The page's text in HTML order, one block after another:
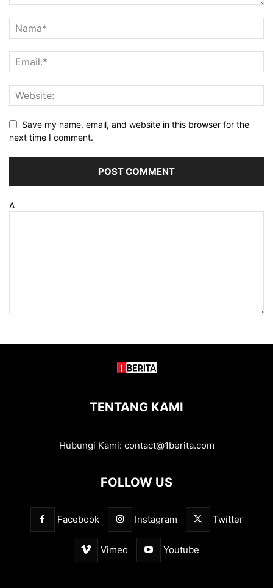
Save my name, email, and website in this browser for the
next time I comment.
Δ
TENTANG KAMI
Hubungi Kami: contact@1berita.com
FOLLOW US
Facebook Instagram Twitter
Vimeo Youtube